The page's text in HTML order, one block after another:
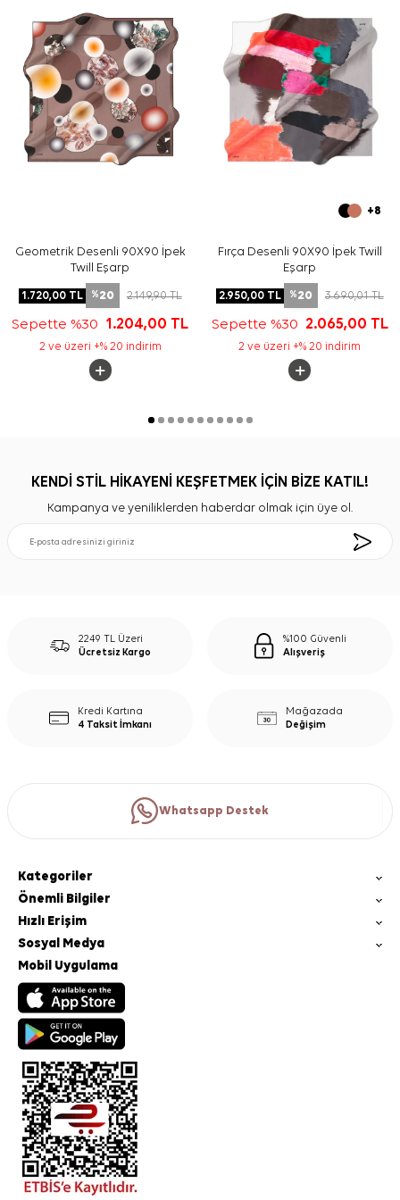
izleyiniz. İpek ve hassas eşarpların elde nazik bakımında
Aker İpek Eşarp Şampuanı kullanmayı tercih edebilirsiniz.
Sıkça Sorulan Sorular
Mavi İpek Tivil Kare Çiçekli Eşarp hangi ölçüdedir?
Bu eşarbın deseni nasıldır?
İpek tivil eşarp hangi kombinlerle kullanılabilir?
Bu ürün Aker markasına mı aittir?
Geometrik Desenli 90X90 İpek
Twill Eşarp
1.720,00TL %20 2.149,90TL
Sepette %30 1.204,00 TL
2 ve üzeri +% 20 indirim
+8
Fırça Desenli 90X90 İpek Twill
Eşarp
2.950,00TL %20 3.690,01TL
Sepette %30 2.065,00 TL
2 ve üzeri +% 20 indirim
KENDİ STİL HİKAYENİ KEŞFETMEK İÇİN BİZE KATIL!
Kampanya ve yeniliklerden haberdar olmak için üye ol.
2249 TL Üzeri
Ücretsiz Kargo
%100 Güvenli
Alışveriş
Kredi Kartına
4 Taksit İmkanı
Mağazada
Değişim
Whatsapp Destek
Kategoriler
Önemli Bilgiler
Hızlı Erişim
Sosyal Medya
Mobil Uygulama